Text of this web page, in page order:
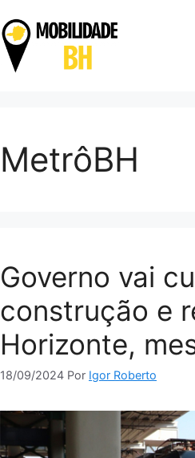
MetrôBH
Governo vai
construção e
Horizonte,
18/09/2024 Por Igor Roberto